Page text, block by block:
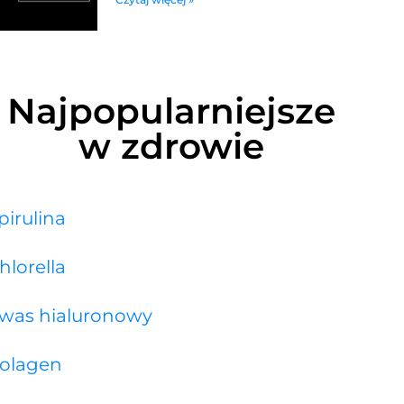
Najpopularniejsze
w zdrowie
hialuronowy